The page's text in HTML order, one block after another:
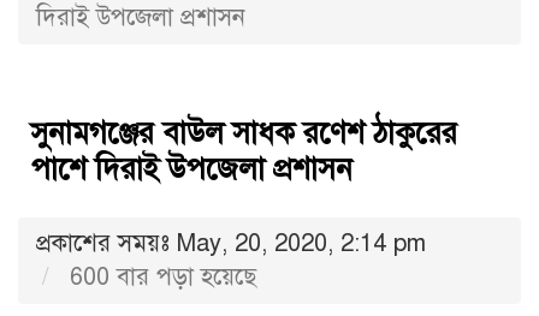
দিরাই উপজেলা প্রশাসন
সুনামগঞ্জের বাউল সাধক রণেশ ঠাকুরের
পাশে দিরাই উপজেলা প্রশাসন
প্রকাশের সময়ঃ May, 20, 2020, 2:14 pm
600 বার পড়া হয়েছে